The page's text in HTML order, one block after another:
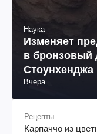
Наука
Изменяет
в бронзовый
Стоунхенджа
Вчера
Рецепты
Карпаччо из